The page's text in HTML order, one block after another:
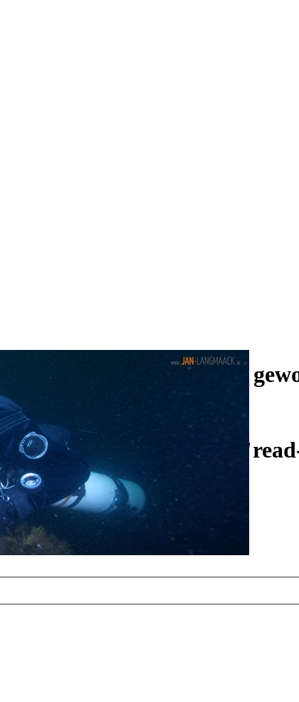
umgezogen und wie
alten Galerie
und ist auf